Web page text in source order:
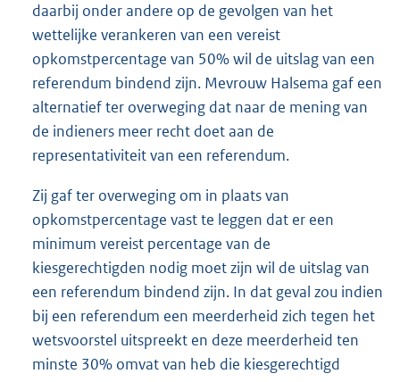
daarbij onder andere op de gevolgen van het
wettelijke verankeren van een vereist
opkomstpercentage van 50% wil de uitslag van een
referendum bindend zijn. Mevrouw Halsema gaf een
alternatief ter overweging dat naar de mening van
de indieners meer recht doet aan de
representativiteit van een referendum.
Zij gaf ter overweging om in plaats van
opkomstpercentage vast te leggen dat er een
minimum vereist percentage van de
kiesgerechtigden nodig moet zijn wil de uitslag van
een referendum bindend zijn. In dat geval zou indien
bij een referendum een meerderheid zich tegen het
wetsvoorstel uitspreekt en deze meerderheid ten
minste 30% omvat van heb die kiesgerechtigd